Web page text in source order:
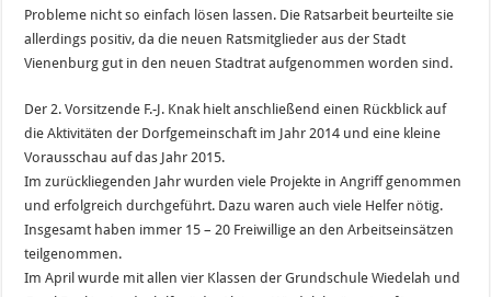
Probleme nicht so einfach lösen lassen. Die Ratsarbeit beurteilte sie
allerdings positiv, da die neuen Ratsmitglieder aus der Stadt
Vienenburg gut in den neuen Stadtrat aufgenommen worden sind.
Der 2. Vorsitzende F.-J. Knak hielt anschließend einen Rückblick auf
die Aktivitäten der Dorfgemeinschaft im Jahr 2014 und eine kleine
Vorausschau auf das Jahr 2015.
Im zurückliegenden Jahr wurden viele Projekte in Angriff genommen
und erfolgreich durchgeführt. Dazu waren auch viele Helfer nötig.
Insgesamt haben immer 15 – 20 Freiwillige an den Arbeitseinsätzen
teilgenommen.
Im April wurde mit allen vier Klassen der Grundschule Wiedelah und